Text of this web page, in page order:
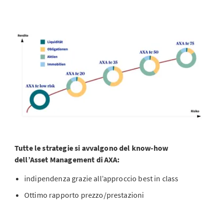
Tutte le strategie si avvalgono del know-how
dell’Asset Management di AXA:
indipendenza grazie all’approccio best in class
Ottimo rapporto prezzo/prestazioni